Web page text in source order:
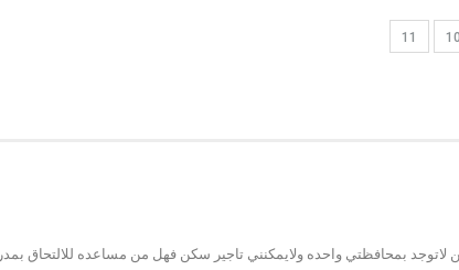
10
11
لاتوجد بمحافظتي واحده ولايمكنني تاجير سكن فهل من مساعده للالتحاق